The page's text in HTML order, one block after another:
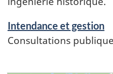
Intendance et gestion
Consultations